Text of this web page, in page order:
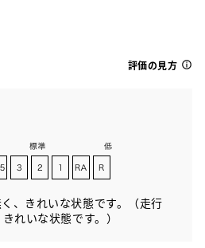
評価の見方
、きれいな状態です。（走行
れいな状態です。）